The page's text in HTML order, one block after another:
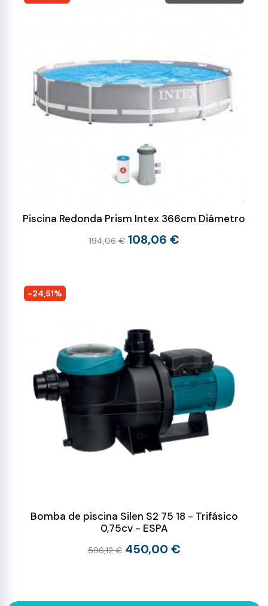
Piscina Redonda Prism Intex 366cm Diámetro
194,06 € 108,06 €
-24,51%
Bomba de piscina Silen S2 75 18 - Trifásico
0,75cv - ESPA
596,12 € 450,00 €